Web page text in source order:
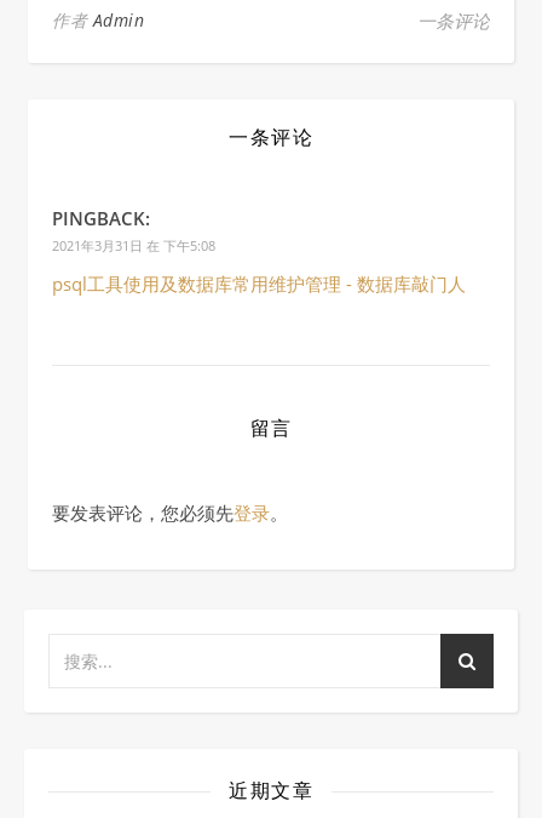
作者Admin 一条评论
一条评论
PINGBACK:
2021年3月31日 在 下午5:08
psql工具使用及数据库常用维护管理 - 数据库敲门人
留言
要发表评论，您必须先登录。
近期文章